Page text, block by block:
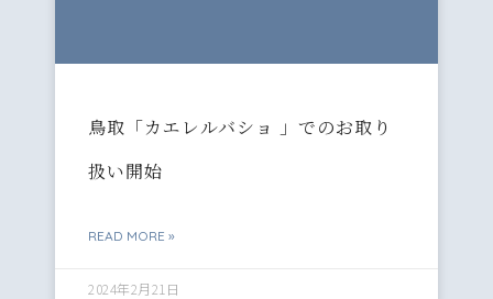
鳥取「カエレルバショ 」でのお取り
扱い開始
READ MORE »
2024年2月21日